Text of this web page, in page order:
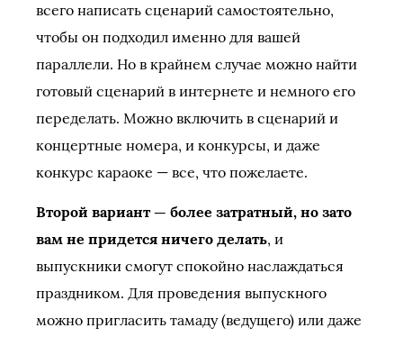
всего написать сценарий самостоятельно,
чтобы он подходил именно для вашей
параллели. Но в крайнем случае можно найти
готовый сценарий в интернете и немного его
переделать. Можно включить в сценарий и
концертные номера, и конкурсы, и даже
конкурс караоке — все, что пожелаете.
Второй вариант — более затратный, но зато
вам не придется ничего делать, и
выпускники смогут спокойно наслаждаться
праздником. Для проведения выпускного
можно пригласить тамаду (ведущего) или даже